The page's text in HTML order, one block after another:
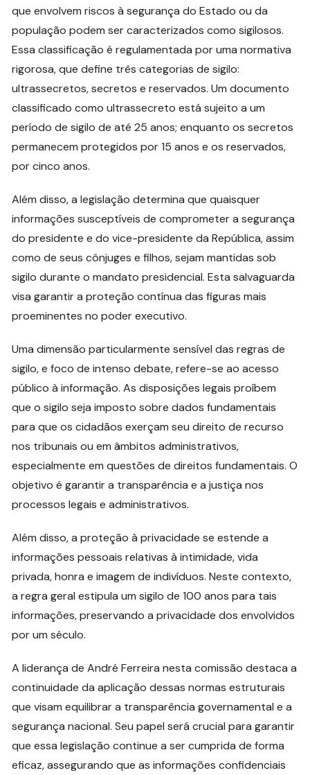
que envolvem riscos à segurança do Estado ou da
população podem ser caracterizados como sigilosos.
Essa classificação é regulamentada por uma normativa
rigorosa, que define três categorias de sigilo:
ultrassecretos, secretos e reservados. Um documento
classificado como ultrassecreto está sujeito a um
período de sigilo de até 25 anos; enquanto os secretos
permanecem protegidos por 15 anos e os reservados,
por cinco anos.
Além disso, a legislação determina que quaisquer
informações susceptíveis de comprometer a segurança
do presidente e do vice-presidente da República, assim
como de seus cônjuges e filhos, sejam mantidas sob
sigilo durante o mandato presidencial. Esta salvaguarda
visa garantir a proteção contínua das figuras mais
proeminentes no poder executivo.
Uma dimensão particularmente sensível das regras de
sigilo, e foco de intenso debate, refere-se ao acesso
público à informação. As disposições legais proíbem
que o sigilo seja imposto sobre dados fundamentais
para que os cidadãos exerçam seu direito de recurso
nos tribunais ou em âmbitos administrativos,
especialmente em questões de direitos fundamentais. O
objetivo é garantir a transparência e a justiça nos
processos legais e administrativos.
Além disso, a proteção à privacidade se estende a
informações pessoais relativas à intimidade, vida
privada, honra e imagem de indivíduos. Neste contexto,
a regra geral estipula um sigilo de 100 anos para tais
informações, preservando a privacidade dos envolvidos
por um século.
A liderança de André Ferreira nesta comissão destaca a
continuidade da aplicação dessas normas estruturais
que visam equilibrar a transparência governamental e a
segurança nacional. Seu papel será crucial para garantir
que essa legislação continue a ser cumprida de forma
eficaz, assegurando que as informações confidenciais